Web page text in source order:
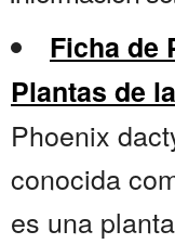
Ficha de
Plantas de
Phoenix
conocida
es una